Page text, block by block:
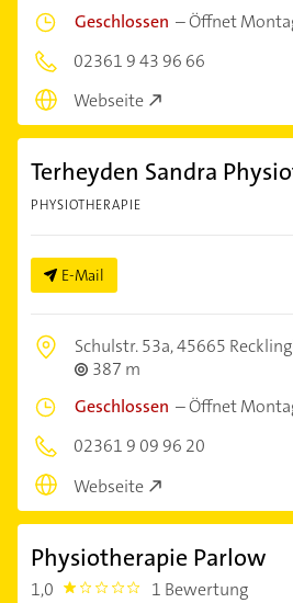
Geschlossen –Öffnet
02361 9 43 96 66
Webseite
Terheyden Sandra
PHYSIOTHERAPIE
E-Mail
Schulstr. 53a,45665
387 m
Geschlossen –Öffnet
02361 9 09 96 20
Webseite
Physiotherapie Parlow
1,0 1.0 1 Bewertung